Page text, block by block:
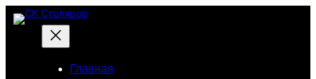
Перейти
содержимому
Главная